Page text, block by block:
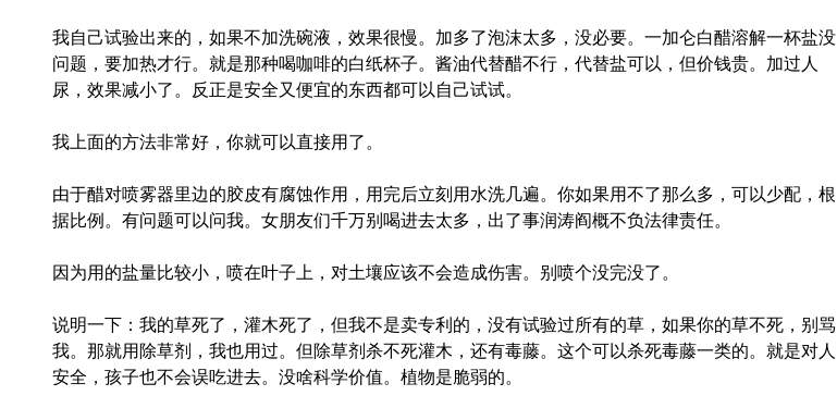
我自己试验出来的，如果不加洗碗液，效果很慢。加多了泡沫太多，没必要。一加仑白醋溶解一杯盐没
问题，要加热才行。就是那种喝咖啡的白纸杯子。酱油代替醋不行，代替盐可以，但价钱贵。加过人
尿，效果减小了。反正是安全又便宜的东西都可以自己试试。
我上面的方法非常好，你就可以直接用了。
由于醋对喷雾器里边的胶皮有腐蚀作用，用完后立刻用水洗几遍。你如果用不了那么多，可以少配，根
据比例。有问题可以问我。女朋友们千万别喝进去太多，出了事润涛阎概不负法律责任。
因为用的盐量比较小，喷在叶子上，对土壤应该不会造成伤害。别喷个没完没了。
说明一下：我的草死了，灌木死了，但我不是卖专利的，没有试验过所有的草，如果你的草不死，别骂
我。那就用除草剂，我也用过。但除草剂杀不死灌木，还有毒藤。这个可以杀死毒藤一类的。就是对人
安全，孩子也不会误吃进去。没啥科学价值。植物是脆弱的。